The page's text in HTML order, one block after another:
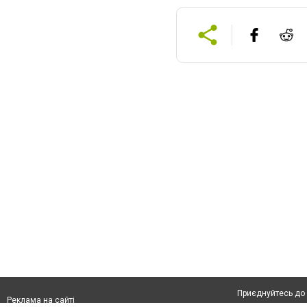
Реклама на сайті
Приєднуйтесь до